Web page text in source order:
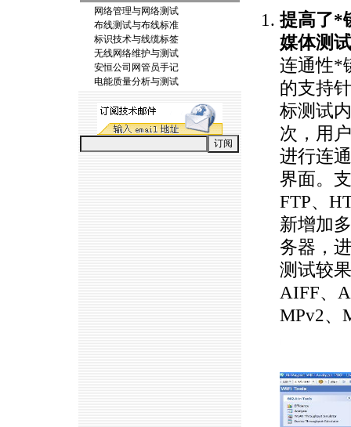
网络管理与网络测试
布线测试与布线标准
标识技术与线缆标签
无线网络维护与测试
安恒公司网管员手记
电能质量分析与测试
提高了*
媒体测试
连通性*
的支持
标测试
次，用
进行连
界面。
FTP、
新增加
务器，
测试较
AIFF、
MPv2、